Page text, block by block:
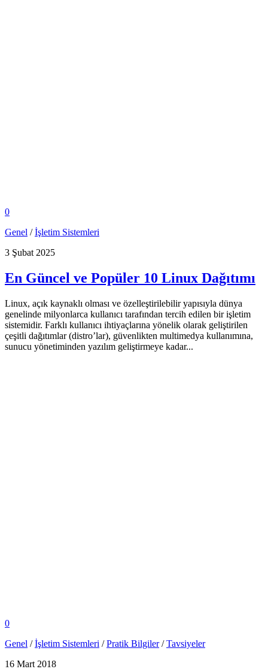
0
Genel /İşletim Sistemleri
3 Şubat 2025
En Güncel ve Popüler 10 Linux Dağıtımı
Linux, açık kaynaklı olması ve özelleştirilebilir yapısıyla dünya
genelinde milyonlarca kullanıcı tarafından tercih edilen bir işletim
sistemidir. Farklı kullanıcı ihtiyaçlarına yönelik olarak geliştirilen
çeşitli dağıtımlar (distro’lar), güvenlikten multimedya kullanımına,
sunucu yönetiminden yazılım geliştirmeye kadar...
0
Genel /İşletim Sistemleri /Pratik Bilgiler/Tavsiyeler
16 Mart 2018